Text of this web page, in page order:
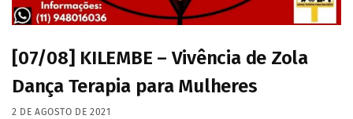
[07/08] KILEMBE – Vivência de Zola
Dança Terapia para Mulheres
2 DE AGOSTO DE 2021